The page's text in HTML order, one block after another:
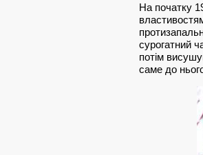
На початку
сурогатний
потім
саме до